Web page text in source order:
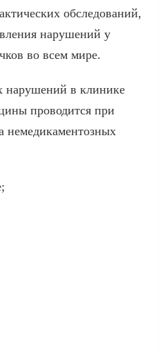
обследований,
нарушений у
во всем мире.
нарушений в клинике
проводится при
немедикаментозных